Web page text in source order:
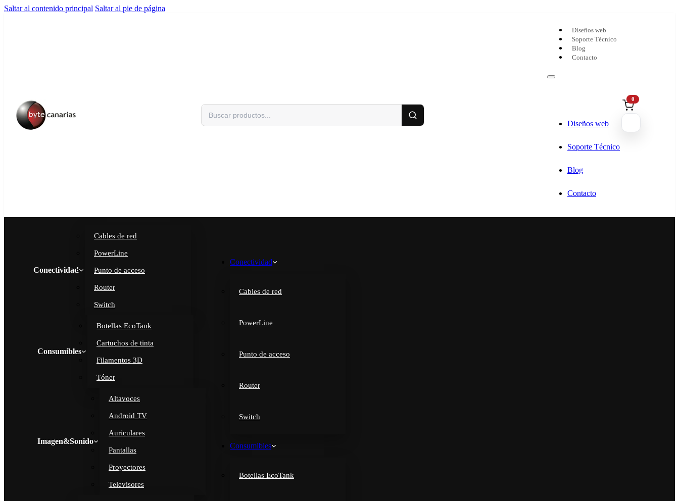
Saltar al contenido principal Saltar al pie de página
Buscar
Diseños web
Soporte Técnico
Blog
Contacto
Diseños web
Soporte Técnico
Blog
Contacto
0
Conectividad
Cables de red
PowerLine
Punto de acceso
Router
Switch
Consumibles
Botellas EcoTank
Cartuchos de tinta
Filamentos 3D
Tóner
Imagen&Sonido
Altavoces
Android TV
Auriculares
Pantallas
Proyectores
Televisores
Conectividad
Cables de red
PowerLine
Punto de acceso
Router
Switch
Consumibles
Botellas EcoTank